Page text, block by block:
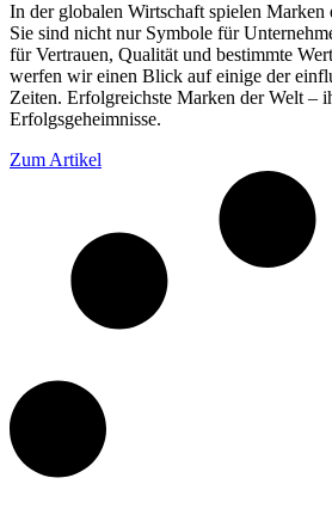
In der globalen Wirtschaft spielen Marken
Sie sind nicht nur Symbole für
für Vertrauen, Qualität und bestimmte
werfen wir einen Blick auf einige der
Zeiten. Erfolgreichste Marken der Welt –
Erfolgsgeheimnisse.
Zum Artikel